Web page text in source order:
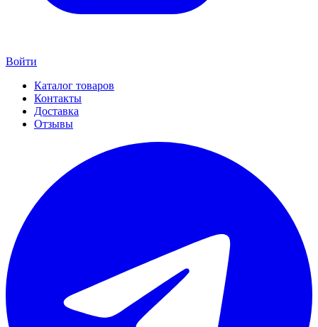
Войти
Каталог товаров
Контакты
Доставка
Отзывы